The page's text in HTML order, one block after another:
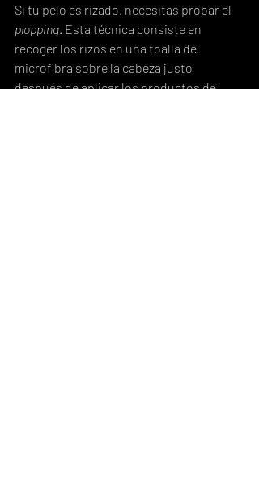
Si tu pelo es rizado, necesitas probar el
plopping . Esta técnica consiste en
recoger los rizos en una toalla de
microfibra sobre la cabeza justo
después de aplicar los productos de